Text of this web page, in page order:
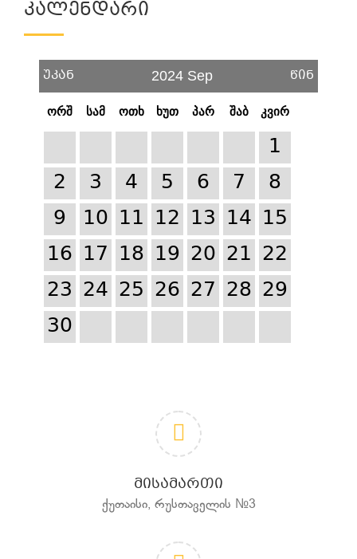
Კალენდარი
უკან 2024 Sep წინ
ორშ სამ ოთხ ხუთ პარ შაბ კვირ
1
2
3 4 5 6 7
8
9
10 11 12 13 14 15
16 17 18 19 20 21 22
23 24 25 26 27 28 29
30
ᲛᲘᲡᲐᲛᲐᲠᲗᲘ
ქუთაისი, რუსთაველის №3